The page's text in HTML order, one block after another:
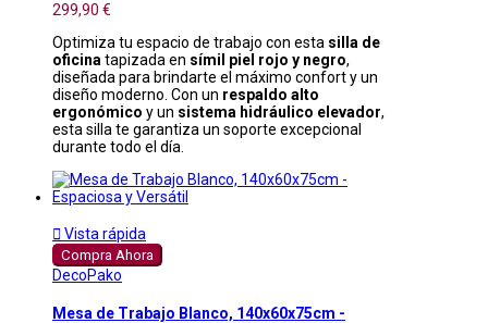
299,90 €
Optimiza tu espacio de trabajo con esta silla de
oficinatapizada en símil piel rojo y negro,
diseñada para brindarte el máximo confort y un
diseño moderno. Con un respaldo alto
ergonómico y un sistema hidráulico elevador,
esta silla te garantiza un soporte excepcional
durante todo el día.
 Vista rápida
Compra Ahora
DecoPako
Mesa de Trabajo Blanco, 140x60x75cm -